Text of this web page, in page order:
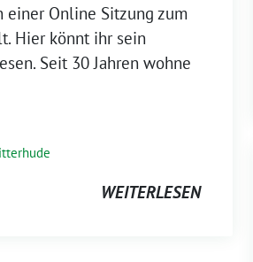
Online Sitzung zum
Hier könnt ihr sein
Seit 30 Jahren wohne
WEITERLESEN